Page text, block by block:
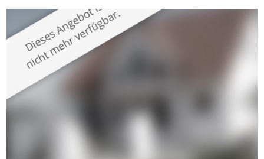
großzügige Räume und eine hochwertige Ausstattung, die
modernen Wohnkomfort mit einem stilvollen Ambiente
verbindet. Der […]